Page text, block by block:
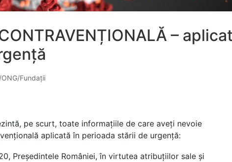
–
Fundații
pe scurt, toate informațiile de care aveți nevoie
aplicată în perioada stării de urgență:
Președintele României, în virtutea atribuțiilor sale și